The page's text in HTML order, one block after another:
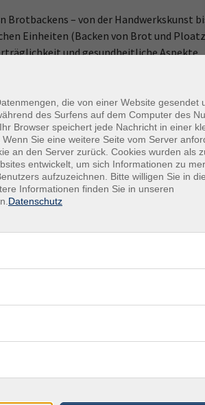
– von der Handwerkskunst
Einheiten (Backen von Brot und
und gesundheitliche Aspekte
einer Mühle und einem historischen
zu machen. Eine
Kursleitung zu zahlen.
Anspruch auf Bildungsurlaub haben.
Topflappen, Gefäß für Sauerteig, Korb
die von einer Website gesendet
des Surfens auf dem Computer des
Browser speichert jede Nachricht in einer
Sie eine weitere Seite vom Server
an den Server zurück. Cookies wurden als
entwickelt, um sich Informationen zu
aufzuzeichnen. Bitte willigen Sie in
Informationen finden Sie in unseren
Datenschutz